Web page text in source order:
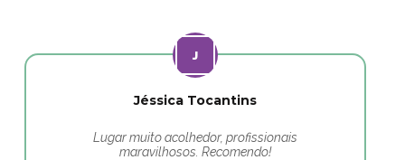
Jéssica Tocantins
Lugar muito acolhedor, profissionais
maravilhosos. Recomendo!